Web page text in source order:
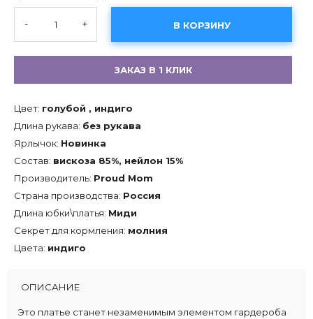
- + В КОРЗИНУ
ЗАКАЗ В 1 КЛИК
Цвет: голубой , индиго
Длина рукава: без рукава
Ярлычок: Новинка
Состав: вискоза 85%, нейлон 15%
Производитель: Proud Mom
Страна производства: Россия
Длина юбки\платья: Миди
Секрет для кормления: молния
Цвета: индиго
ОПИСАНИЕ
Это платье станет незаменимым элементом гардероба